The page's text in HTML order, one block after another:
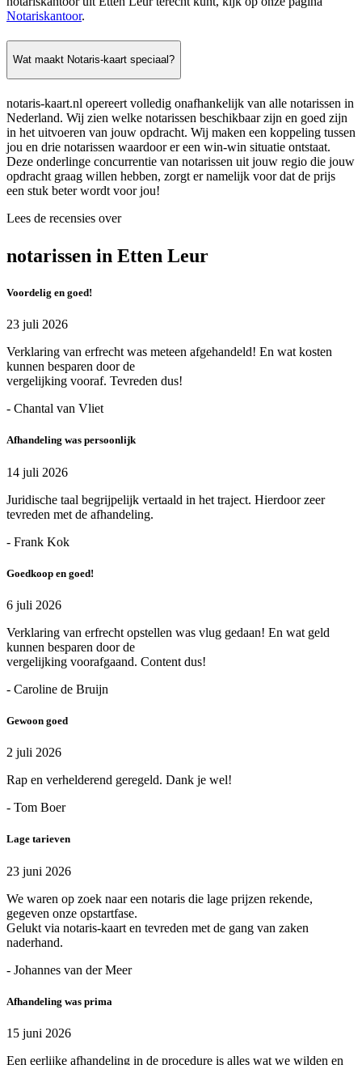
Notariskantoor.
Wat maakt Notaris-kaart speciaal?
notaris-kaart.nl opereert volledig onafhankelijk van alle notarissen in
Nederland. Wij zien welke notarissen beschikbaar zijn en goed zijn
in het uitvoeren van jouw opdracht. Wij maken een koppeling tussen
jou en drie notarissen waardoor er een win-win situatie ontstaat.
Deze onderlinge concurrentie van notarissen uit jouw regio die jouw
opdracht graag willen hebben, zorgt er namelijk voor dat de prijs
een stuk beter wordt voor jou!
Lees de recensies over
notarissen in Etten Leur
Voordelig en goed!
23 juli 2026
Verklaring van erfrecht was meteen afgehandeld! En wat kosten
kunnen besparen door de
vergelijking vooraf. Tevreden dus!
- Chantal van Vliet
Afhandeling was persoonlijk
14 juli 2026
Juridische taal begrijpelijk vertaald in het traject. Hierdoor zeer
tevreden met de afhandeling.
- Frank Kok
Goedkoop en goed!
6 juli 2026
Verklaring van erfrecht opstellen was vlug gedaan! En wat geld
kunnen besparen door de
vergelijking voorafgaand. Content dus!
- Caroline de Bruijn
Gewoon goed
2 juli 2026
Rap en verhelderend geregeld. Dank je wel!
- Tom Boer
Lage tarieven
23 juni 2026
We waren op zoek naar een notaris die lage prijzen rekende,
gegeven onze opstartfase.
Gelukt via notaris-kaart en tevreden met de gang van zaken
naderhand.
- Johannes van der Meer
Afhandeling was prima
15 juni 2026
Een eerlijke afhandeling in de procedure is alles wat we wilden en